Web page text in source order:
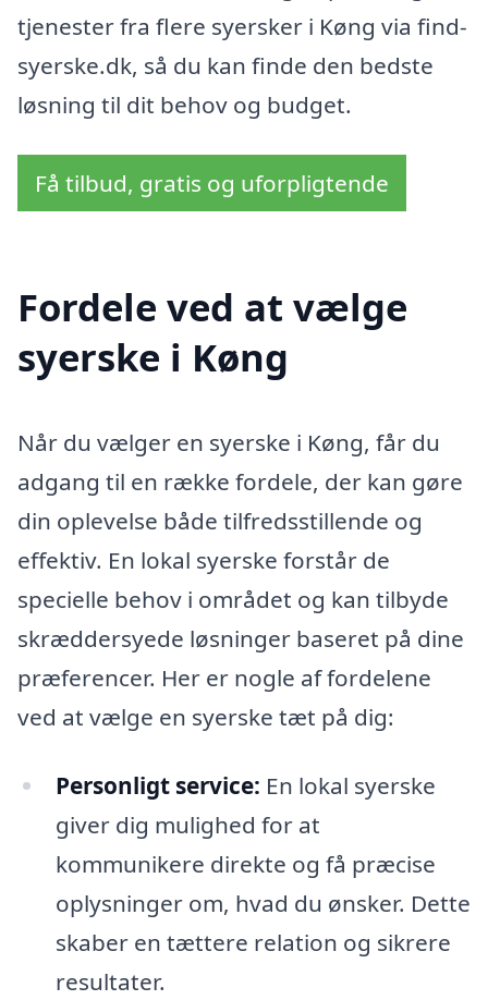
tjenester fra flere syersker i Køng via find-
syerske.dk, så du kan finde den bedste
løsning til dit behov og budget.
Få tilbud, gratis og uforpligtende
Fordele ved at vælge
syerske i Køng
Når du vælger en syerske i Køng, får du
adgang til en række fordele, der kan gøre
din oplevelse både tilfredsstillende og
effektiv. En lokal syerske forstår de
specielle behov i området og kan tilbyde
skræddersyede løsninger baseret på dine
præferencer. Her er nogle af fordelene
ved at vælge en syerske tæt på dig:
Personligt service: En lokal syerske
giver dig mulighed for at
kommunikere direkte og få præcise
oplysninger om, hvad du ønsker. Dette
skaber en tættere relation og sikrere
resultater.